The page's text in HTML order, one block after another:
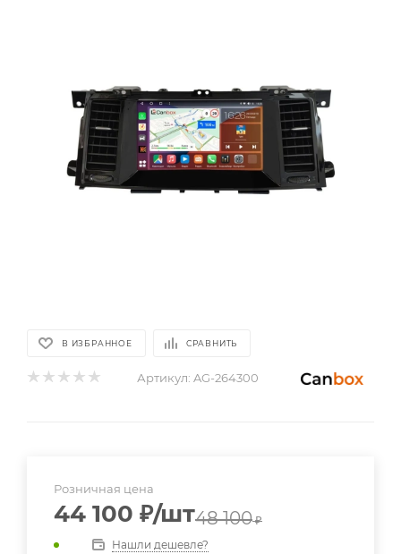
В ИЗБРАННОЕ СРАВНИТЬ
Артикул: AG-264300
Розничная цена
44 100 ₽/шт48 100₽
Нашли дешевле?